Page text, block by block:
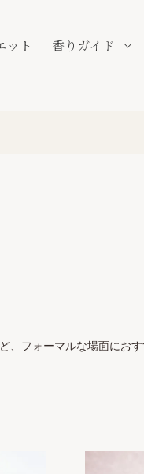
ット 香りガイド
、フォーマルな場面にお